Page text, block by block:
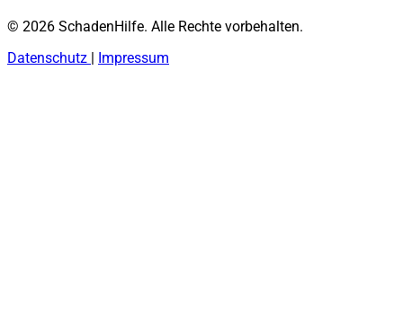
© 2026 SchadenHilfe. Alle Rechte vorbehalten.
Datenschutz | Impressum